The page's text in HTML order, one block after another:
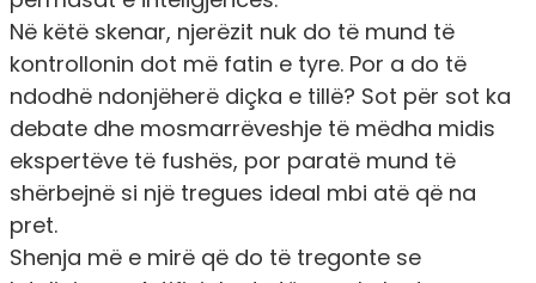
Në këtë skenar, njerëzit nuk do të mund të
kontrollonin dot më fatin e tyre. Por a do të
ndodhë ndonjëherë diçka e tillë? Sot për sot ka
debate dhe mosmarrëveshje të mëdha midis
ekspertëve të fushës, por paratë mund të
shërbejnë si një tregues ideal mbi atë që na
pret.
Shenja më e mirë që do të tregonte se